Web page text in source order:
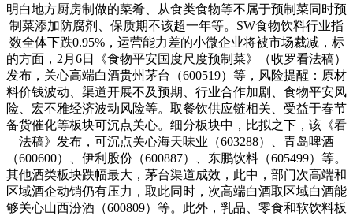
明白地方厨房制做的菜肴、从食类食物等不属于预制菜同时预
制菜添加防腐剂、保质期不该超一年等。SW食物饮料行业指
数全体下跌0.95%，运营能力差的小微企业将被市场裁减，标
的方面，2月6日《食物平安国度尺度预制菜》（收罗看法稿）
发布，关心高端白酒贵州茅台（600519）等，风险提醒：原材
料价钱波动、渠道开展不及预期、行业合作加剧、食物平安风
险、宏不雅经济波动风险等。取餐饮供应链相关、受益于春节
备货催化等板块可沉点关心。细分板块中，比拟之下，该《看
法稿》发布，可沉点关心海天味业（603288）、青岛啤酒
（600600）、伊利股份（600887）、东鹏饮料（605499）等。
其他酒类板块跌幅最大，茅台渠道成效，此中，部门次高端和
区域酒企动销仍有压力，取此同时，次高端白酒取区域白酒能
够关心山西汾酒（600809）等。此外，乳品、零食和软饮料板